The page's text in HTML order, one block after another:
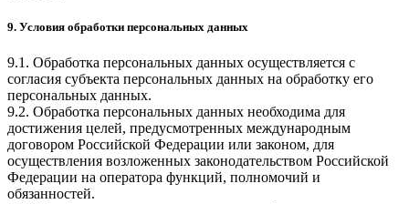
9. Условия обработки персональных данных
9.1. Обработка персональных данных осуществляется с
согласия субъекта персональных данных на обработку его
персональных данных.
9.2. Обработка персональных данных необходима для
достижения целей, предусмотренных международным
договором Российской Федерации или законом, для
осуществления возложенных законодательством Российской
Федерации на оператора функций, полномочий и
обязанностей.